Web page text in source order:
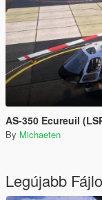
AS-350 Ecureuil (LSPD
By Michaeten
Legújabb